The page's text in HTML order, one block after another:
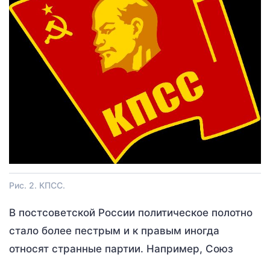
Рис. 2. КПСС.
В постсоветской России политическое полотно
стало более пестрым и к правым иногда
относят странные партии. Например, Союз